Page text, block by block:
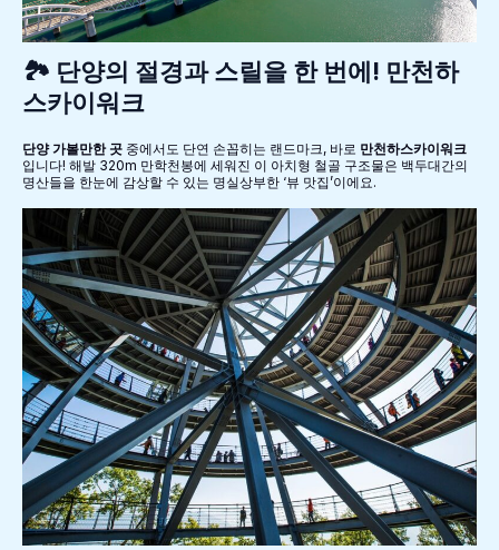
🏞️ 단양의 절경과 스릴을 한 번에! 만천하
스카이워크
단양 가볼만한 곳 중에서도 단연 손꼽히는 랜드마크, 바로 만천하스카이워크
입니다! 해발 320m 만학천봉에 세워진 이 아치형 철골 구조물은 백두대간의
명산들을 한눈에 감상할 수 있는 명실상부한 ‘뷰 맛집’이에요.